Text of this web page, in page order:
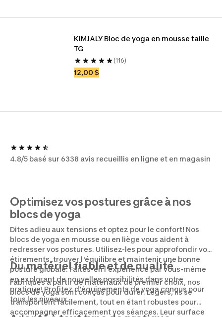
KIMJALY Bloc de yoga en mousse taille
TG
(116)
12,00 $
4.8/5 basé sur 6338 avis recueillis en ligne et en magasin
Optimisez vos postures grâce à nos
blocs de yoga
Dites adieu aux tensions et optez pour le confort! Nos
blocs de yoga en mousse ou en liège vous aident à
redresser vos postures. Utilisez-les pour approfondir vos
étirements, trouver l'équilibre et maintenir une bonne
posture globale. Faites-en l'expérience par vous-même
en explorant de nouvelles possibilités dans votre
pratique! Profitez d’équipements de yoga conçus pour
tous les niveaux.
Du matériel fiable et de qualité
Fabriqués à partir de matériaux de premier choix, nos
blocs de yoga sont conçus pour durer. Légers, ils se
transportent facilement, tout en étant robustes pour
accompagner efficacement vos séances. Leur surface